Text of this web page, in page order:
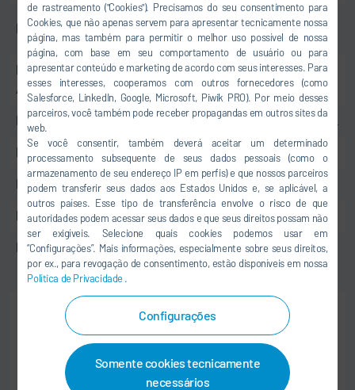
de rastreamento ("Cookies"). Precisamos do seu consentimento para
Cookies, que não apenas servem para apresentar tecnicamente nossa
página, mas também para permitir o melhor uso possível de nossa
página, com base em seu comportamento de usuário ou para
apresentar conteúdo e marketing de acordo com seus interesses. Para
esses interesses, cooperamos com outros fornecedores (como
Salesforce, LinkedIn, Google, Microsoft, Piwik PRO). Por meio desses
parceiros, você também pode receber propagandas em outros sites da
web.
Se você consentir, também deverá aceitar um determinado
processamento subsequente de seus dados pessoais (como o
armazenamento de seu endereço IP em perfis) e que nossos parceiros
podem transferir seus dados aos Estados Unidos e, se aplicável, a
outros países. Esse tipo de transferência envolve o risco de que
autoridades podem acessar seus dados e que seus direitos possam não
ser exigíveis. Selecione quais cookies podemos usar em
“Configurações”. Mais informações, especialmente sobre seus direitos,
por ex., para revogação de consentimento, estão disponíveis em nossa
Política de Privacidade .
Configurações
Somente cookies tecnicamente
necessários
Linha direta China
+86 21 51 061
099
Linha direta América do norte,
Austrália
+1 248 803 0303
Linha direta Tailândia +66 1800 019 111
Linha direta Indonésia +800 188 3877
Linha direta Filipinas +1300 88 3877
Linha direta Japão +81 47 404 6802
Linha direta Coreia do Sul +82 1670 9971